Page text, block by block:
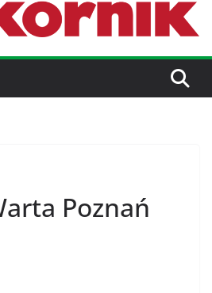
Poznań